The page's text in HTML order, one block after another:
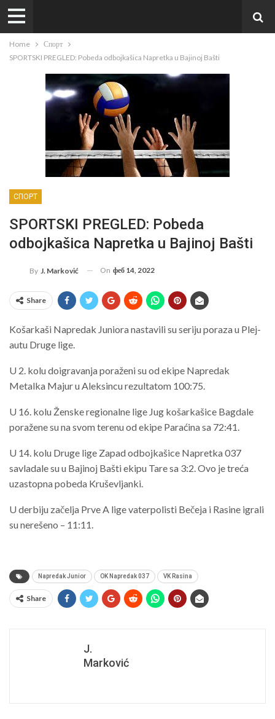
Home
Спорт
SPORTSKI PREGLED: Pobeda odbojkašica Napretka u Bajinoj Bašti
СПОРТ
SPORTSKI PREGLED: Pobeda
odbojkašica Napretka u Bajinoj Bašti
By J. Marković On феб 14, 2022
Share
Košarkaši Napredak Juniora nastavili su seriju poraza u Plej-
autu Druge lige.
U 2. kolu doigravanja poraženi su od ekipe Napredak
Metalka Majur u Aleksincu rezultatom 100:75.
U 16. kolu Ženske regionalne lige Jug košarkašice Bagdale
poražene su na svom terenu od ekipe Paraćina sa 72:41.
U 14. kolu Druge lige Zapad odbojkašice Napretka 037
savladale su u Bajinoj Bašti ekipu Tare sa 3:2. Ovo je treća
uzastopna pobeda Kruševljanki.
U derbiju začelja Prve A lige vaterpolisti Bečeja i Rasine igrali
su nerešeno – 11:11.
Napredak Junior OK Napredak 037 VK Rasina
Share
J.
Marković